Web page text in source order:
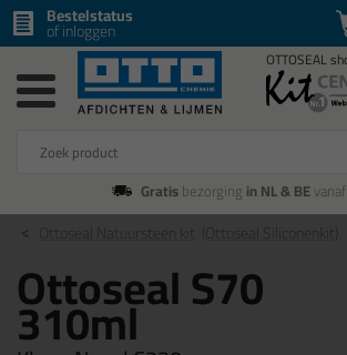
Bestelstatus
of inloggen
Gratisbezorging in NL & BEvanaf
Ottoseal S70
310ml